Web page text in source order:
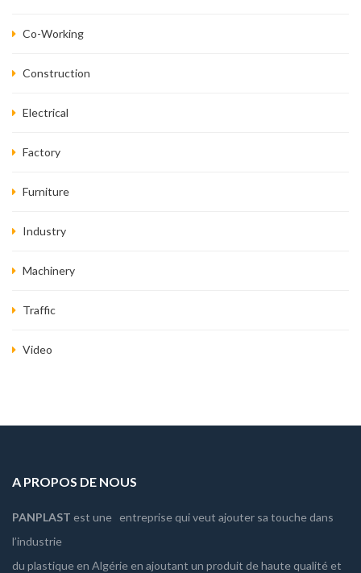
Co-Working
Construction
Electrical
Factory
Furniture
Industry
Machinery
Traffic
Video
A PROPOS DE NOUS
PANPLAST est une entreprise qui veut ajouter sa touche dans
l’industrie
du plastique en Algérie en ajoutant un produit de haute qualité et